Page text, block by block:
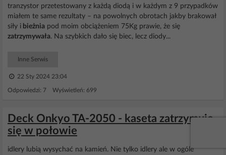
tranzystor przetestowany z każdą diodą i w każdym z 9 przypadków
miałem te same rezultaty – na powolnych obrotach jakby brakował
siły i bieżnia pod moim obciążeniem 75Kg prawie, że się
zatrzymywała. Na szybkich dało się biec, lecz diody...
Inne Serwis
22 Sty 2024 23:04
Odpowiedzi: 7 Wyświetleń: 699
Deck Onkyo TA-2050 - kaseta zatrzymuje
się w połowie
idlery lubią wysychać na kamień. Nie tylko idlery ale w ogóle